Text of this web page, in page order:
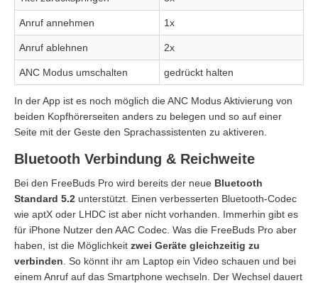
Anruf annehmen 1x
Anruf ablehnen 2x
ANC Modus umschalten gedrückt halten
In der App ist es noch möglich die ANC Modus Aktivierung von
beiden Kopfhörerseiten anders zu belegen und so auf einer
Seite mit der Geste den Sprachassistenten zu aktiveren.
Bluetooth Verbindung & Reichweite
Bei den FreeBuds Pro wird bereits der neue Bluetooth
Standard 5.2 unterstützt. Einen verbesserten Bluetooth-Codec
wie aptX oder LHDC ist aber nicht vorhanden. Immerhin gibt es
für iPhone Nutzer den AAC Codec. Was die FreeBuds Pro aber
haben, ist die Möglichkeit zwei Geräte gleichzeitig zu
verbinden . So könnt ihr am Laptop ein Video schauen und bei
einem Anruf auf das Smartphone wechseln. Der Wechsel dauert